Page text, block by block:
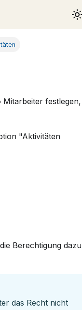
festlegen,
"Aktivitäten
Berechtigung dazu
das Recht nicht